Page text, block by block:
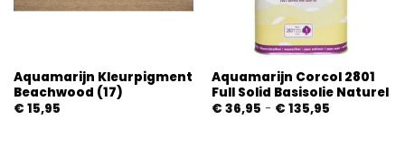
Aquamarijn Kleurpigment
Beachwood (17)
€ 15,95
Aquamarijn Corcol 2801
Full Solid Basisolie Naturel
€ 36,95 - € 135,95Prijsklasse: